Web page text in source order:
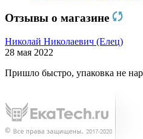
Отзывы о магазине
Николай Николаевич (Елец)
28 мая 2022
Пришло быстро, упаковка не